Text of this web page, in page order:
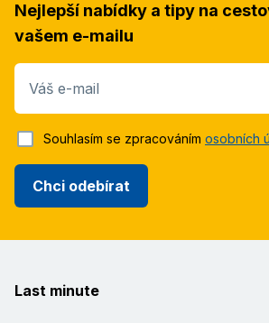
Nejlepší nabídky a tipy na
vašem e-mailu
Váš e-mail
Chci odebírat
Souhlasím se zpracováním osobních
Last minute